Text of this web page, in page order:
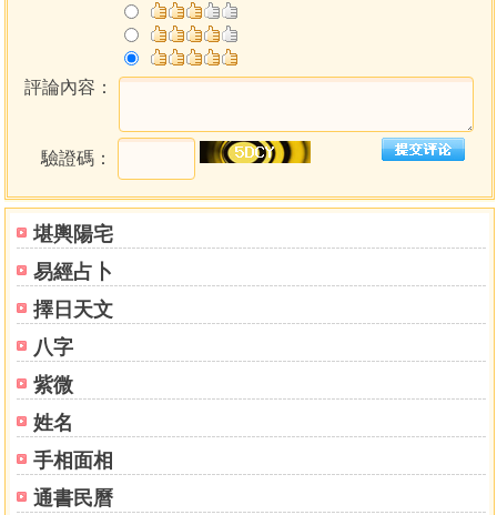
堪輿陽宅
易經占卜
擇日天文
八字
紫微
姓名
手相面相
通書民曆
評論內容：
驗證碼：